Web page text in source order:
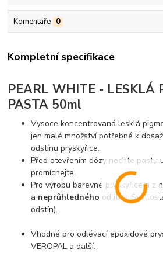
Komentáře 0
Kompletní specifikace
PEARL WHITE - LESKLÁ
PASTA 50ml
Vysoce koncentrovaná lesklá
jen malé množství potřebné k
odstínu pryskyřice.
Před otevřením dózy nechte pastu
promíchejte.
Pro výrobu barevné pryskyřice a z
a neprůhledného odlitku.
odstín).
Vhodné pro odlévací epoxidové
VEROPAL a další.